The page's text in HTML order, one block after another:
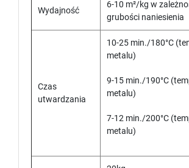
Wydajność
6-10 m²/kg w
grubości naniesienia
Czas
utwardzania
10-25 min./180°C
metalu)
9-15 min./190°C
metalu)
7-12 min./200°C
metalu)